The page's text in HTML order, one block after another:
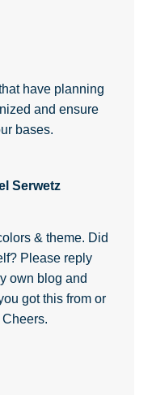
have planning
and ensure
bases.
Serwetz
& theme. Did
Please reply
own blog and
got this from or